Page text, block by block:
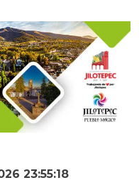
23:55:19